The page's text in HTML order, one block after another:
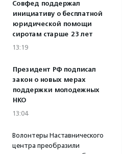
Совфед поддержал
инициативу о бесплатной
юридической помощи
сиротам старше 23 лет
13:19
Президент РФ подписал
закон о новых мерах
поддержки молодежных
НКО
13:04
Волонтеры Наставнического
центра преобразили